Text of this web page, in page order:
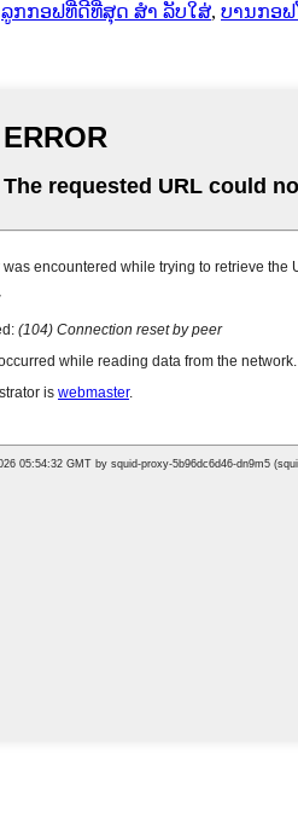
ລູກກອຟທີ່ດີທີ່ສຸດ ສຳ ລັບໃສ່, ບານກອຟ